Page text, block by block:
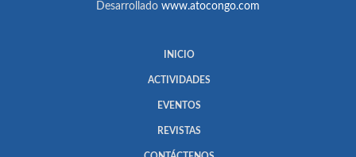
Desarrollado www.atocongo.com
INICIO
ACTIVIDADES
EVENTOS
REVISTAS